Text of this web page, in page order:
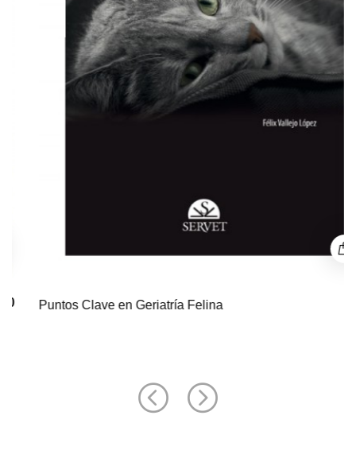
Puntos Clave en Geriatría Felina